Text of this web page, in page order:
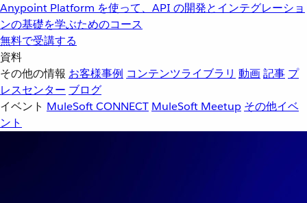
Anypoint Platform を使って、API の開発とインテグレーショ
ンの基礎を学ぶためのコース
無料で受講する
資料
その他の情報 お客様事例 コンテンツライブラリ 動画記事 プ
レスセンター ブログ
イベント MuleSoft CONNECT MuleSoft Meetup その他イベ
ント